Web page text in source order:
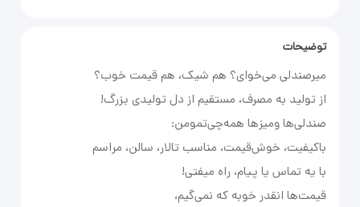
توضیحات
قیمت‌ها انقدر خوبه که نمی‌گیم،